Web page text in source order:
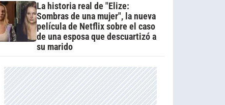
La historia real de "Elize:
Sombras de una mujer", la nueva
película de Netflix sobre el caso
de una esposa que descuartizó a
su marido